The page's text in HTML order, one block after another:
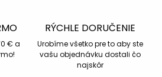
€ a
RÝCHLE DORUČENIE
Urobíme všetko pre to aby ste
vašu objednávku dostali čo
najskôr